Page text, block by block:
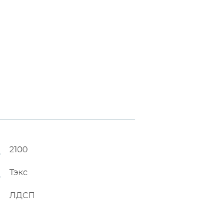
2100
Тэкс
ЛДСП